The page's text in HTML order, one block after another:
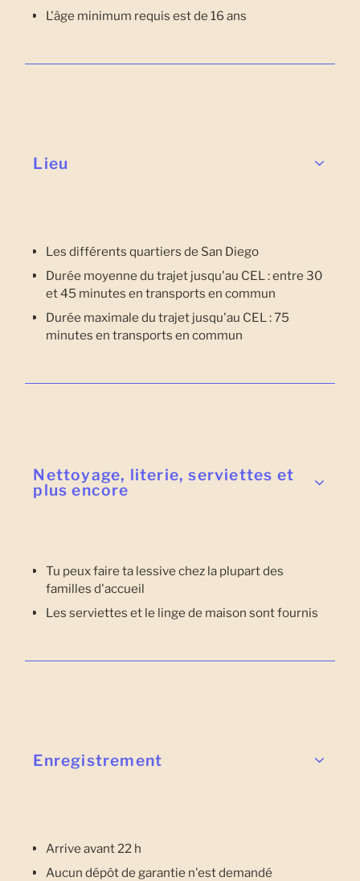
L'âge minimum requis est de 16 ans
Lieu
Les différents quartiers de San Diego
Durée moyenne du trajet jusqu'au CEL : entre 30
et 45 minutes en transports en commun
Durée maximale du trajet jusqu'au CEL : 75
minutes en transports en commun
Nettoyage, literie, serviettes et
plus encore
Tu peux faire ta lessive chez la plupart des
familles d'accueil
Les serviettes et le linge de maison sont fournis
Enregistrement
Arrive avant 22 h
Aucun dépôt de garantie n'est demandé